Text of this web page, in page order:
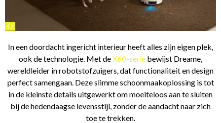
©
In een doordacht ingericht interieur heeft alles zijn eigen plek,
ook de technologie. Met deX60-serie bewijst Dreame,
wereldleider in robotstofzuigers, dat functionaliteit en design
perfect samengaan. Deze slimme schoonmaakoplossing is tot
in de kleinste details uitgewerkt om moeiteloos aan te sluiten
bij de hedendaagse levensstijl, zonder de aandacht naar zich
toe te trekken.